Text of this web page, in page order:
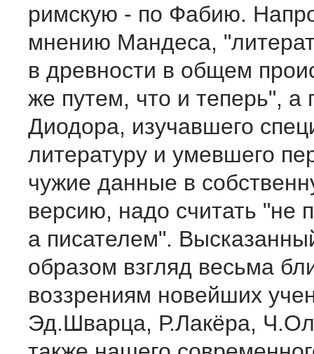
римскую - по Фабию.
мнению Мандеса,
в древности в общем
же путем, что и теперь", а
Диодора, изучавшего
литературу и умевшего
чужие данные в
версию, надо считать "не
а писателем".
образом взгляд весьма
воззрениям новейших
Эд.Шварца, Р.Лакёра,